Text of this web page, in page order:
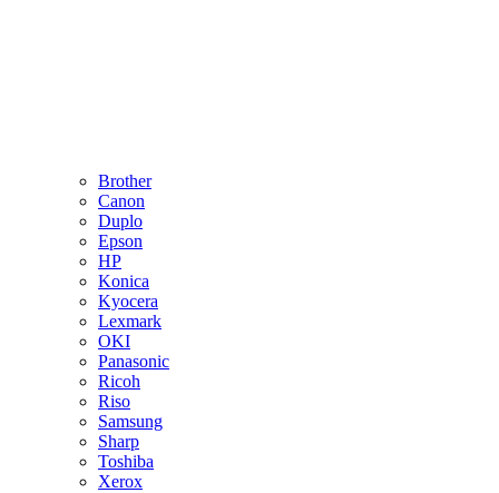
Brother
Canon
Duplo
Epson
HP
Konica
Kyocera
Lexmark
OKI
Panasonic
Ricoh
Riso
Samsung
Sharp
Toshiba
Xerox